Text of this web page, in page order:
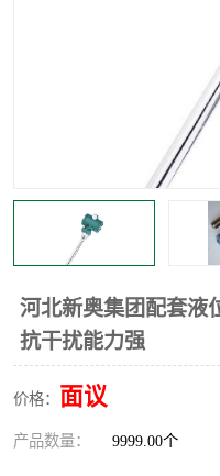
河北新奥集团配套液
抗干扰能力强
价格： 面议
产品数量： 9999.00个
温度显示控制仪表